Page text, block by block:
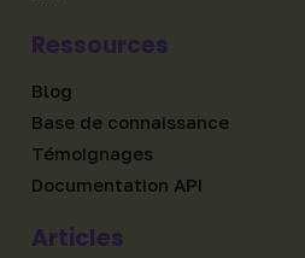
Ressources
Blog
Base de connaissance
Témoignages
Documentation API
Articles